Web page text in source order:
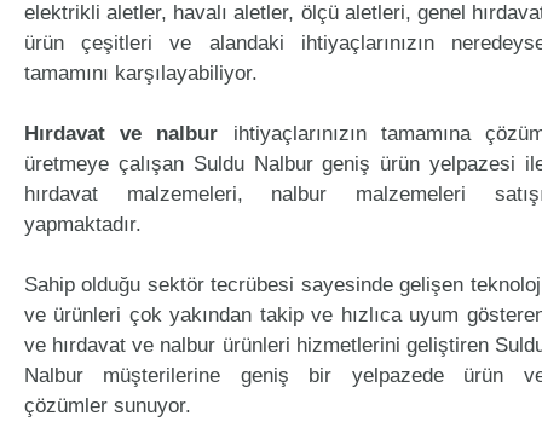
elektrikli aletler, havalı aletler, ölçü aletleri, genel
ürün çeşitleri ve alandaki ihtiyaçlarınızın
tamamını karşılayabiliyor.
Hırdavat ve nalbur ihtiyaçlarınızın tamamına
üretmeye çalışan Suldu Nalbur geniş ürün yelpazesi
hırdavat malzemeleri, nalbur malzemeleri
yapmaktadır.
Sahip olduğu sektör tecrübesi sayesinde gelişen
ve ürünleri çok yakından takip ve hızlıca uyum
ve hırdavat ve nalbur ürünleri hizmetlerini geliştiren
Nalbur müşterilerine geniş bir yelpazede ürün
çözümler sunuyor.